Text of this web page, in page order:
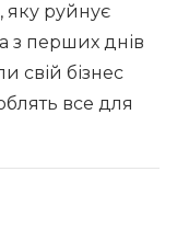
яку руйнує
з перших днів
свій бізнес
все для